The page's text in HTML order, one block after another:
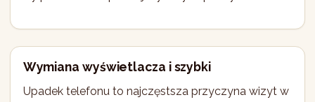
Wymiana wyświetlacza i szybki
Upadek telefonu to najczęstsza przyczyna wizyt w